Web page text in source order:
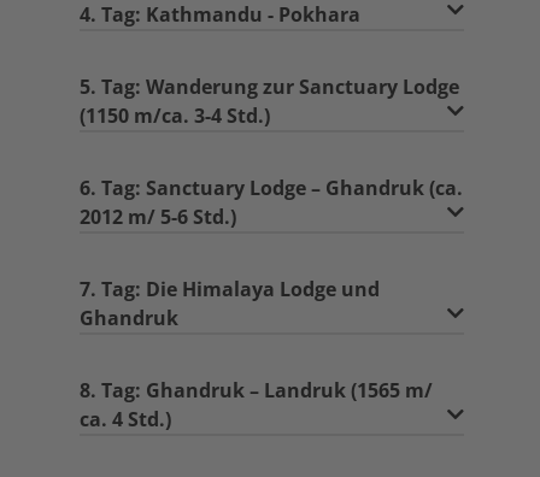
4. Tag: Kathmandu - Pokhara
5. Tag: Wanderung zur Sanctuary Lodge
(1150 m/ca. 3-4 Std.)
6. Tag: Sanctuary Lodge – Ghandruk (ca.
2012 m/ 5-6 Std.)
7. Tag: Die Himalaya Lodge und
Ghandruk
8. Tag: Ghandruk – Landruk (1565 m/
ca. 4 Std.)